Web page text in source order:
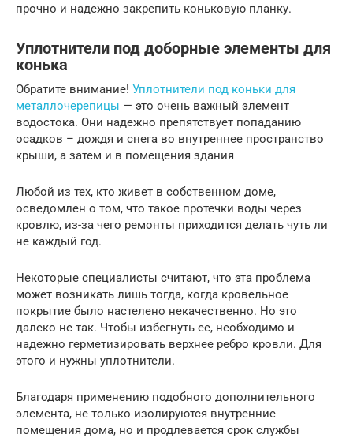
прочно и надежно закрепить коньковую планку.
Уплотнители под доборные элементы для
конька
Обратите внимание! Уплотнители под коньки для
металлочерепицы — это очень важный элемент
водостока. Они надежно препятствует попаданию
осадков – дождя и снега во внутреннее пространство
крыши, а затем и в помещения здания
Любой из тех, кто живет в собственном доме,
осведомлен о том, что такое протечки воды через
кровлю, из-за чего ремонты приходится делать чуть ли
не каждый год.
Некоторые специалисты считают, что эта проблема
может возникать лишь тогда, когда кровельное
покрытие было настелено некачественно. Но это
далеко не так. Чтобы избегнуть ее, необходимо и
надежно герметизировать верхнее ребро кровли. Для
этого и нужны уплотнители.
Благодаря применению подобного дополнительного
элемента, не только изолируются внутренние
помещения дома, но и продлевается срок службы